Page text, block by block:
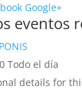
Google+
eventos
Todo el día
details for